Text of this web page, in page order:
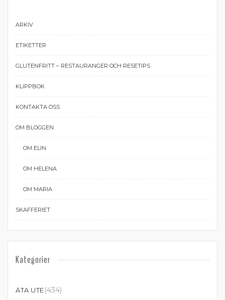
ARKIV
ETIKETTER
GLUTENFRITT – RESTAURANGER OCH RESETIPS
KLIPPBOK
KONTAKTA OSS
OM BLOGGEN
OM ELIN
OM HELENA
OM MARIA
SKAFFERIET
Kategorier
ÄTA UTE(434)